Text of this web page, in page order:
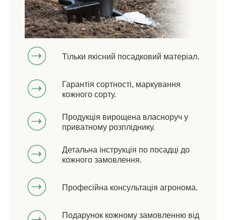
Тільки якісний посадковий матеріал.
Гарантія сортності, маркування
кожного сорту.
Продукція вирощена власноруч у
приватному розпліднику.
Детальна інструкція по посадці до
кожного замовлення.
Професійна консультація агронома.
Подарунок кожному замовленню від